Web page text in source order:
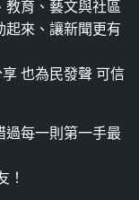
教育、藝文與社區
起來、讓新聞更有
也為民發聲 可信
過每一則第一手最
！